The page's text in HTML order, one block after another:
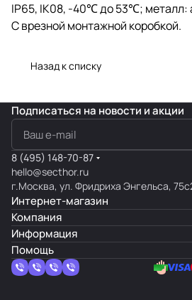
IP65, IK08, -40℃ до 53℃;
С врезной монтажной коробкой.
Назад к списку
Подписаться на новости и акции
8 (495) 148-70-87
hello@secthor.ru
г.Москва, ул. Фридриха Энгельса,
Интернет-магазин
Компания
Информация
Помощь